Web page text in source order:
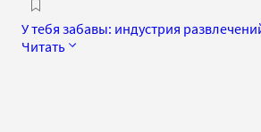
У тебя забавы: индустрия
Читать